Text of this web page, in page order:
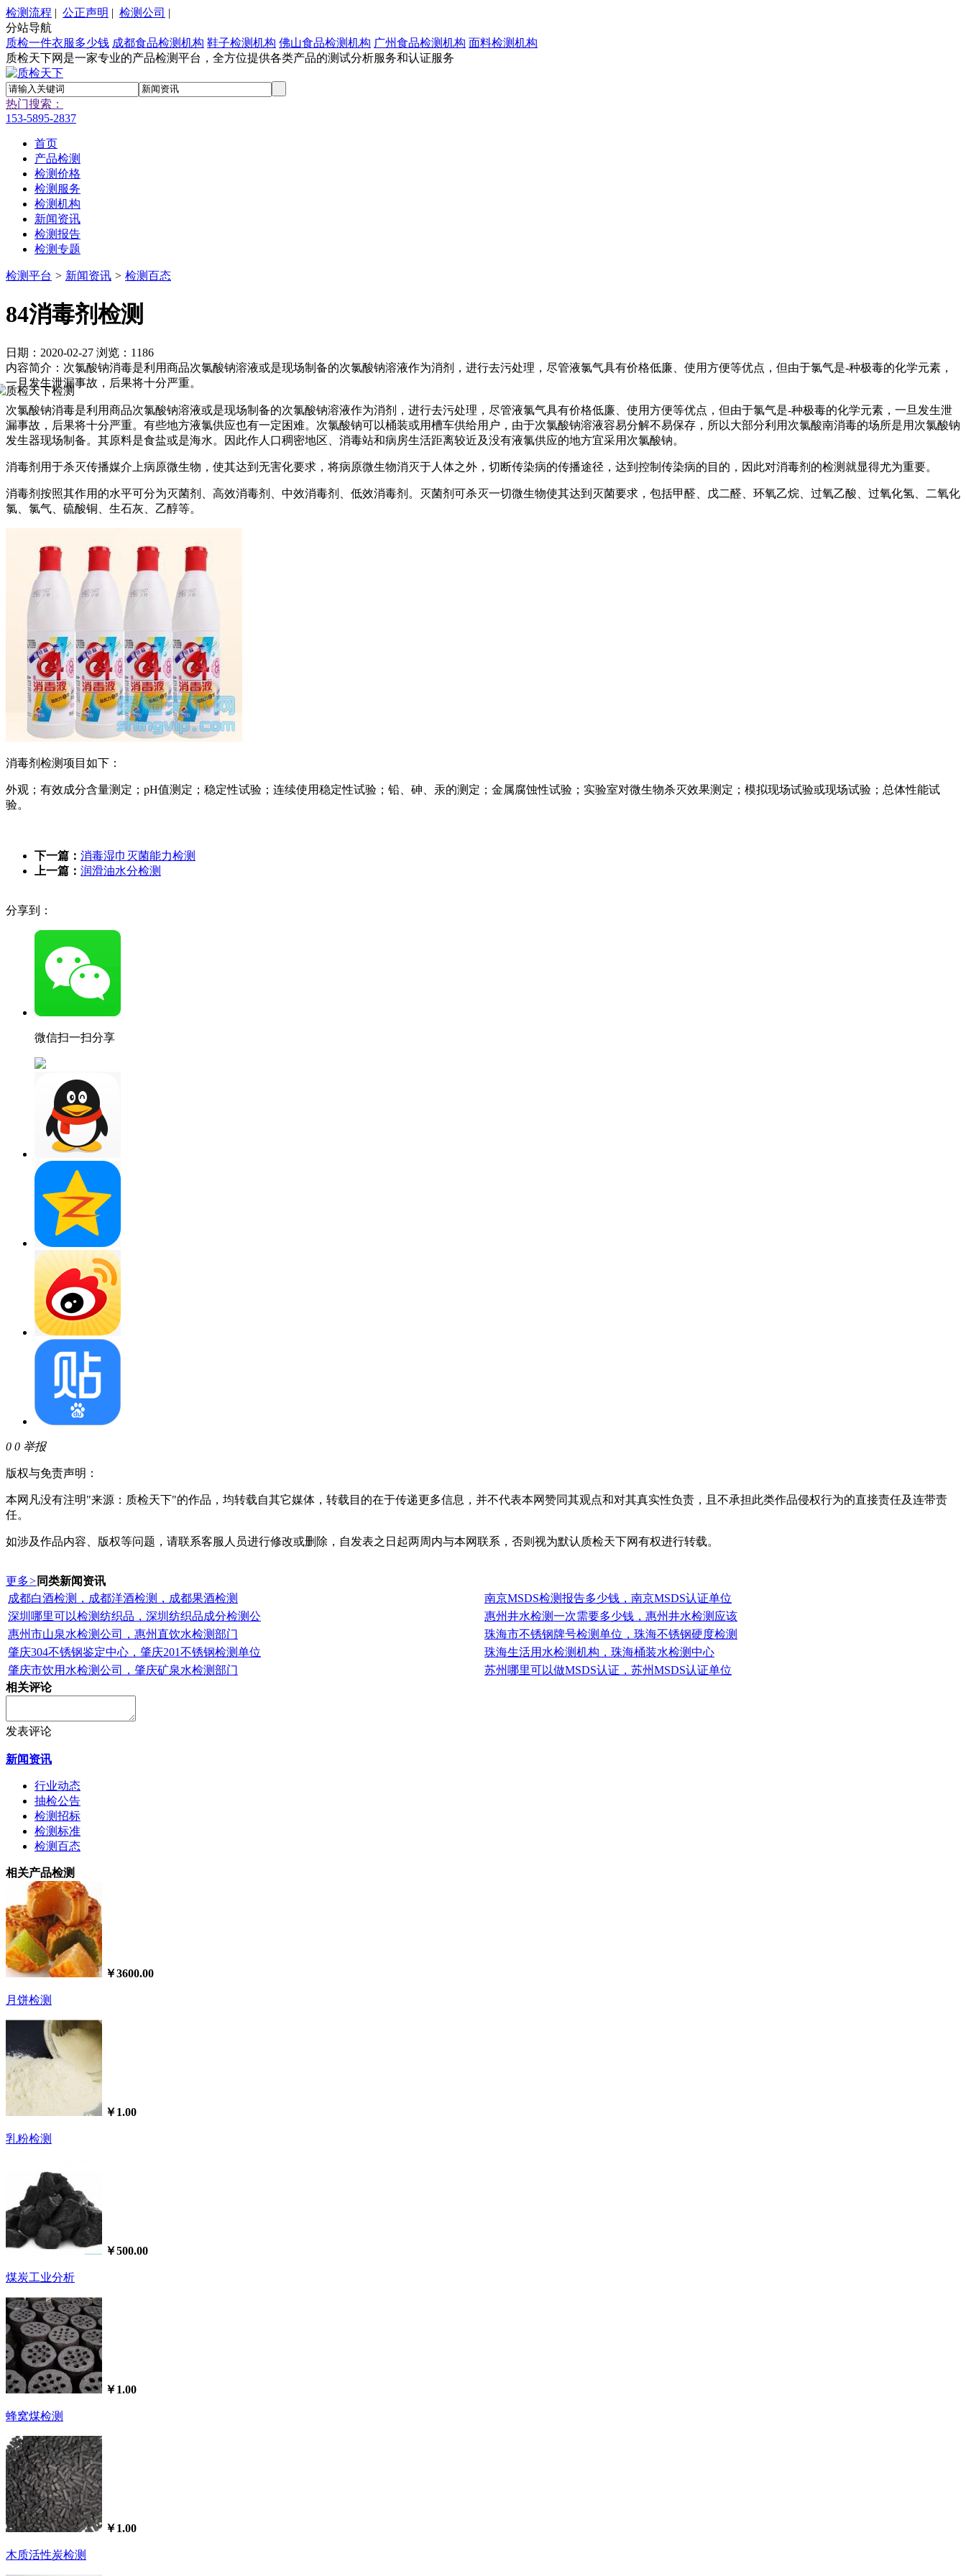
检测流程 | 公正声明 | 检测公司 |
分站导航
质检一件衣服多少钱 成都食品检测机构 鞋子检测机构 佛山食品检测机构 广州食品检测机构 面料检测机构
质检天下网是一家专业的产品检测平台，全方位提供各类产品的测试分析服务和认证服务
热门搜索：
153-5895-2837
首页
产品检测
检测价格
检测服务
检测机构
新闻资讯
检测报告
检测专题
检测平台 > 新闻资讯 > 检测百态
84消毒剂检测
日期：2020-02-27 浏览：1186
内容简介：次氯酸钠消毒是利用商品次氯酸钠溶液或是现场制备的次氯酸钠溶液作为消剂，进行去污处理，尽管液氯气具有价格低廉、使用方便等优点，但由于氯气是-种极毒的化学元素，
一旦发生泄漏事故，后果将十分严重。
次氯酸钠消毒是利用商品次氯酸钠溶液或是现场制备的次氯酸钠溶液作为消剂，进行去污处理，尽管液氯气具有价格低廉、使用方便等优点，但由于氯气是-种极毒的化学元素，一旦发生泄
漏事故，后果将十分严重。有些地方液氯供应也有一定困难。次氯酸钠可以桶装或用槽车供给用户，由于次氯酸钠溶液容易分解不易保存，所以大部分利用次氯酸南消毒的场所是用次氯酸钠
发生器现场制备。其原料是食盐或是海水。因此作人口稠密地区、消毒站和病房生活距离较近及没有液氯供应的地方宜采用次氯酸钠。
消毒剂用于杀灭传播媒介上病原微生物，使其达到无害化要求，将病原微生物消灭于人体之外，切断传染病的传播途径，达到控制传染病的目的，因此对消毒剂的检测就显得尤为重要。
消毒剂按照其作用的水平可分为灭菌剂、高效消毒剂、中效消毒剂、低效消毒剂。灭菌剂可杀灭一切微生物使其达到灭菌要求，包括甲醛、戊二醛、环氧乙烷、过氧乙酸、过氧化氢、二氧化
氯、氯气、硫酸铜、生石灰、乙醇等。
消毒剂检测项目如下：
外观；有效成分含量测定；pH值测定；稳定性试验；连续使用稳定性试验；铅、砷、汞的测定；金属腐蚀性试验；实验室对微生物杀灭效果测定；模拟现场试验或现场试验；总体性能试
验。
下一篇： 消毒湿巾灭菌能力检测
上一篇： 润滑油水分检测
分享到：
微信扫一扫分享
0 0 举报
版权与免责声明：
本网凡没有注明"来源：质检天下"的作品，均转载自其它媒体，转载目的在于传递更多信息，并不代表本网赞同其观点和对其真实性负责，且不承担此类作品侵权行为的直接责任及连带责
任。
如涉及作品内容、版权等问题，请联系客服人员进行修改或删除，自发表之日起两周内与本网联系，否则视为默认质检天下网有权进行转载。
更多> 同类新闻资讯
成都白酒检测，成都洋酒检测，成都果酒检测
南京MSDS检测报告多少钱，南京MSDS认证单位
深圳哪里可以检测纺织品，深圳纺织品成分检测公
惠州井水检测一次需要多少钱，惠州井水检测应该
惠州市山泉水检测公司，惠州直饮水检测部门
珠海市不锈钢牌号检测单位，珠海不锈钢硬度检测
肇庆304不锈钢鉴定中心，肇庆201不锈钢检测单位
珠海生活用水检测机构，珠海桶装水检测中心
肇庆市饮用水检测公司，肇庆矿泉水检测部门
苏州哪里可以做MSDS认证，苏州MSDS认证单位
相关评论
发表评论
新闻资讯
行业动态
抽检公告
检测招标
检测标准
检测百态
相关产品检测
￥3600.00
月饼检测
￥1.00
乳粉检测
￥500.00
煤炭工业分析
￥1.00
蜂窝煤检测
￥1.00
木质活性炭检测